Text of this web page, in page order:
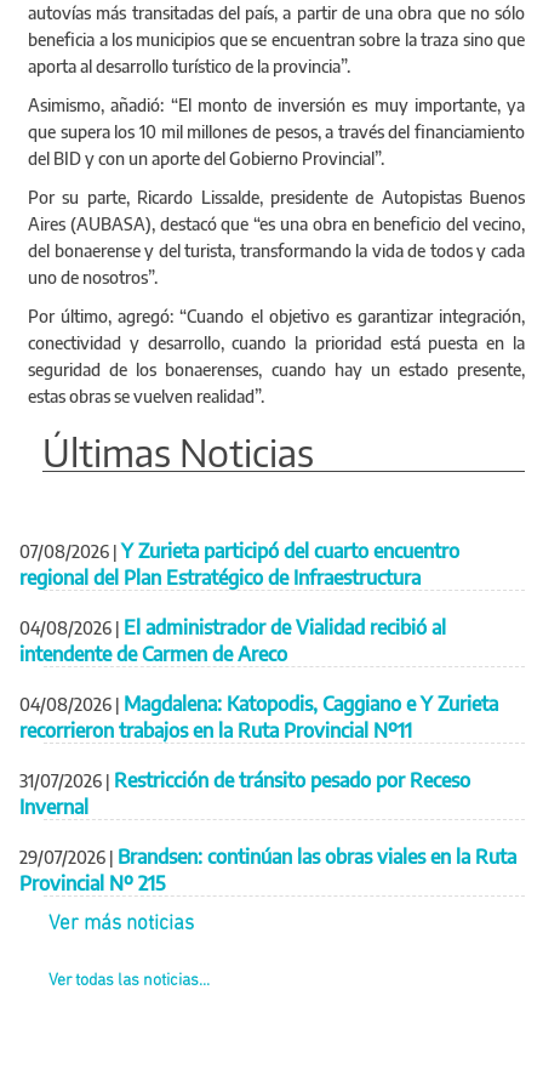
autovías más transitadas del país, a partir de una obra que no sólo
beneficia a los municipios que se encuentran sobre la traza sino que
aporta al desarrollo turístico de la provincia”.
Asimismo, añadió: “El monto de inversión es muy importante, ya
que supera los 10 mil millones de pesos, a través del financiamiento
del BID y con un aporte del Gobierno Provincial”.
Por su parte, Ricardo Lissalde, presidente de Autopistas Buenos
Aires (AUBASA), destacó que “es una obra en beneficio del vecino,
del bonaerense y del turista, transformando la vida de todos y cada
uno de nosotros”.
Por último, agregó: “Cuando el objetivo es garantizar integración,
conectividad y desarrollo, cuando la prioridad está puesta en la
seguridad de los bonaerenses, cuando hay un estado presente,
estas obras se vuelven realidad”.
Últimas Noticias
07/08/2026 | Y Zurieta participó del cuarto encuentro
regional del Plan Estratégico de Infraestructura
04/08/2026 | El administrador de Vialidad recibió al
intendente de Carmen de Areco
04/08/2026 | Magdalena: Katopodis, Caggiano e Y Zurieta
recorrieron trabajos en la Ruta Provincial Nº11
31/07/2026 | Restricción de tránsito pesado por Receso
Invernal
29/07/2026 | Brandsen: continúan las obras viales en la Ruta
Provincial Nº 215
Ver más noticias
Ver todas las noticias...